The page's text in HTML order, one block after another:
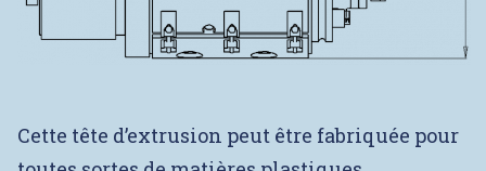
Cette tête d’extrusion peut être fabriquée pour